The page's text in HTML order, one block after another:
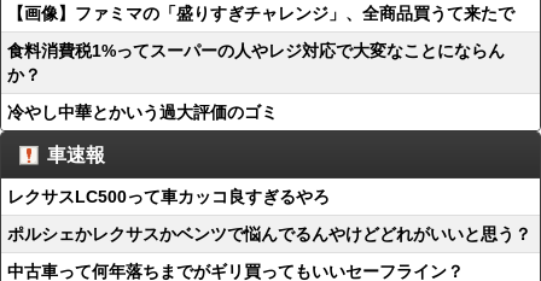
【画像】ファミマの「盛りすぎチャレンジ」、全商品買うて来たで
食料消費税1%ってスーパーの人やレジ対応で大変なことにならん
か？
冷やし中華とかいう過大評価のゴミ
車速報
レクサスLC500って車カッコ良すぎるやろ
ポルシェかレクサスかベンツで悩んでるんやけどどれがいいと思う？
中古車って何年落ちまでがギリ買ってもいいセーフライン？